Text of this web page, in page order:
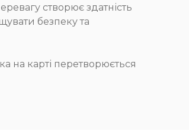
створює здатність
безпеку та
на карті перетворюється